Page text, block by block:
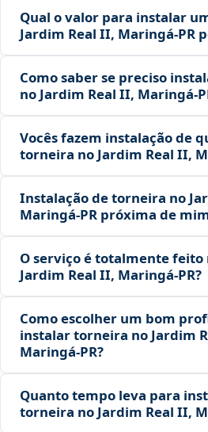
Qual o valor para instalar
Jardim Real II, Maringá‑PR
Como saber se preciso
no Jardim Real II,
Vocês fazem instalação de
torneira no Jardim Real II,
Instalação de torneira no
Maringá‑PR próxima de
O serviço é totalmente feito
Jardim Real II, Maringá‑PR?
Como escolher um bom
instalar torneira no Jardim
Maringá‑PR?
Quanto tempo leva para
torneira no Jardim Real II,